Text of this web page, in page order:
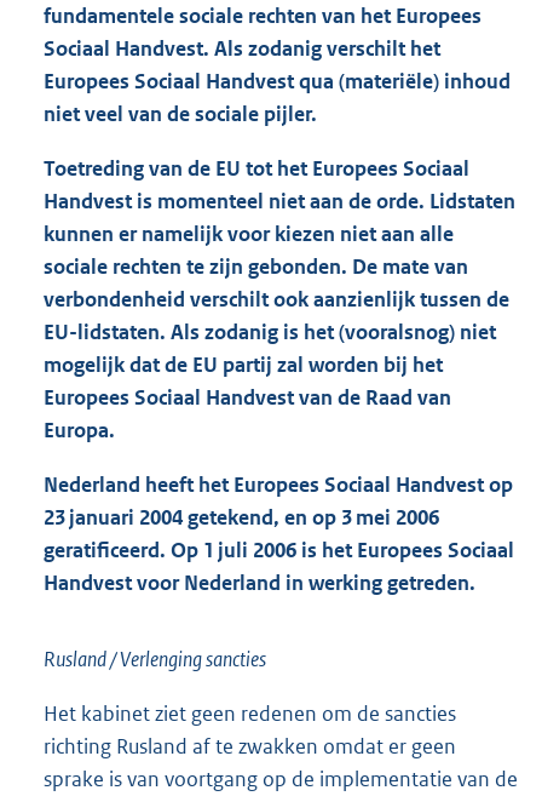
fundamentele sociale rechten van het Europees
Sociaal Handvest. Als zodanig verschilt het
Europees Sociaal Handvest qua (materiële) inhoud
niet veel van de sociale pijler.
Toetreding van de EU tot het Europees Sociaal
Handvest is momenteel niet aan de orde. Lidstaten
kunnen er namelijk voor kiezen niet aan alle
sociale rechten te zijn gebonden. De mate van
verbondenheid verschilt ook aanzienlijk tussen de
EU-lidstaten. Als zodanig is het (vooralsnog) niet
mogelijk dat de EU partij zal worden bij het
Europees Sociaal Handvest van de Raad van
Europa.
Nederland heeft het Europees Sociaal Handvest op
23 januari 2004 getekend, en op 3 mei 2006
geratificeerd. Op 1 juli 2006 is het Europees Sociaal
Handvest voor Nederland in werking getreden.
Rusland / Verlenging sancties
Het kabinet ziet geen redenen om de sancties
richting Rusland af te zwakken omdat er geen
sprake is van voortgang op de implementatie van de